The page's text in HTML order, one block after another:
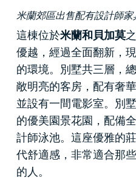
米蘭郊區出售配有設計師
這棟位於米蘭和貝加莫
優越，經過全面翻新，
的環境。別墅共三層，
敞明亮的客房，配有奢
並設有一間電影室。別
的優美園景花園，配備
計師泳池。這座優雅的
代舒適感，非常適合那
的人。